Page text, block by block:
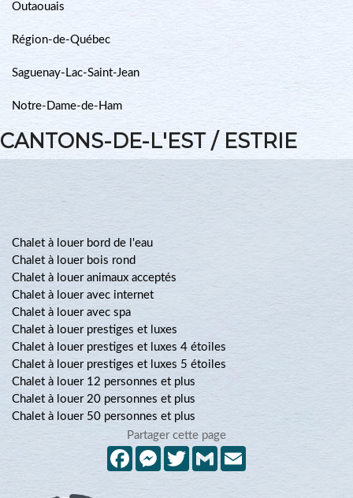
Outaouais
Région-de-Québec
Saguenay-Lac-Saint-Jean
Notre-Dame-de-Ham
CANTONS-DE-L'EST / ESTRIE
Chalet à louer bord de l'eau
Chalet à louer bois rond
Chalet à louer animaux acceptés
Chalet à louer avec internet
Chalet à louer avec spa
Chalet à louer prestiges et luxes
Chalet à louer prestiges et luxes 4 étoiles
Chalet à louer prestiges et luxes 5 étoiles
Chalet à louer 12 personnes et plus
Chalet à louer 20 personnes et plus
Chalet à louer 50 personnes et plus
Partager cette page
FacebookMessenger
TwitterGmail